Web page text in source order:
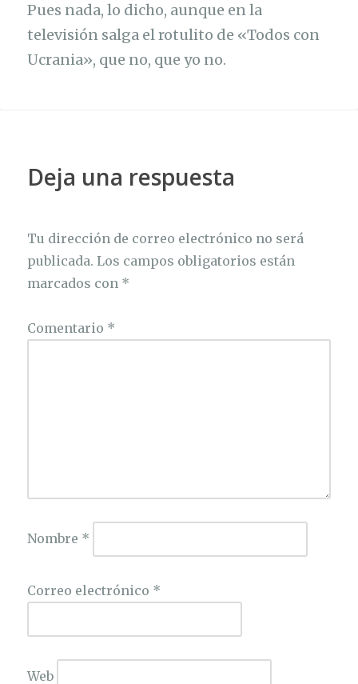
Pues nada, lo dicho, aunque en la
televisión salga el rotulito de «Todos con
Ucrania», que no, que yo no.
Deja una respuesta
Tu dirección de correo electrónico no será
publicada. Los campos obligatorios están
marcados con *
Comentario *
Nombre *
Correo electrónico *
Web